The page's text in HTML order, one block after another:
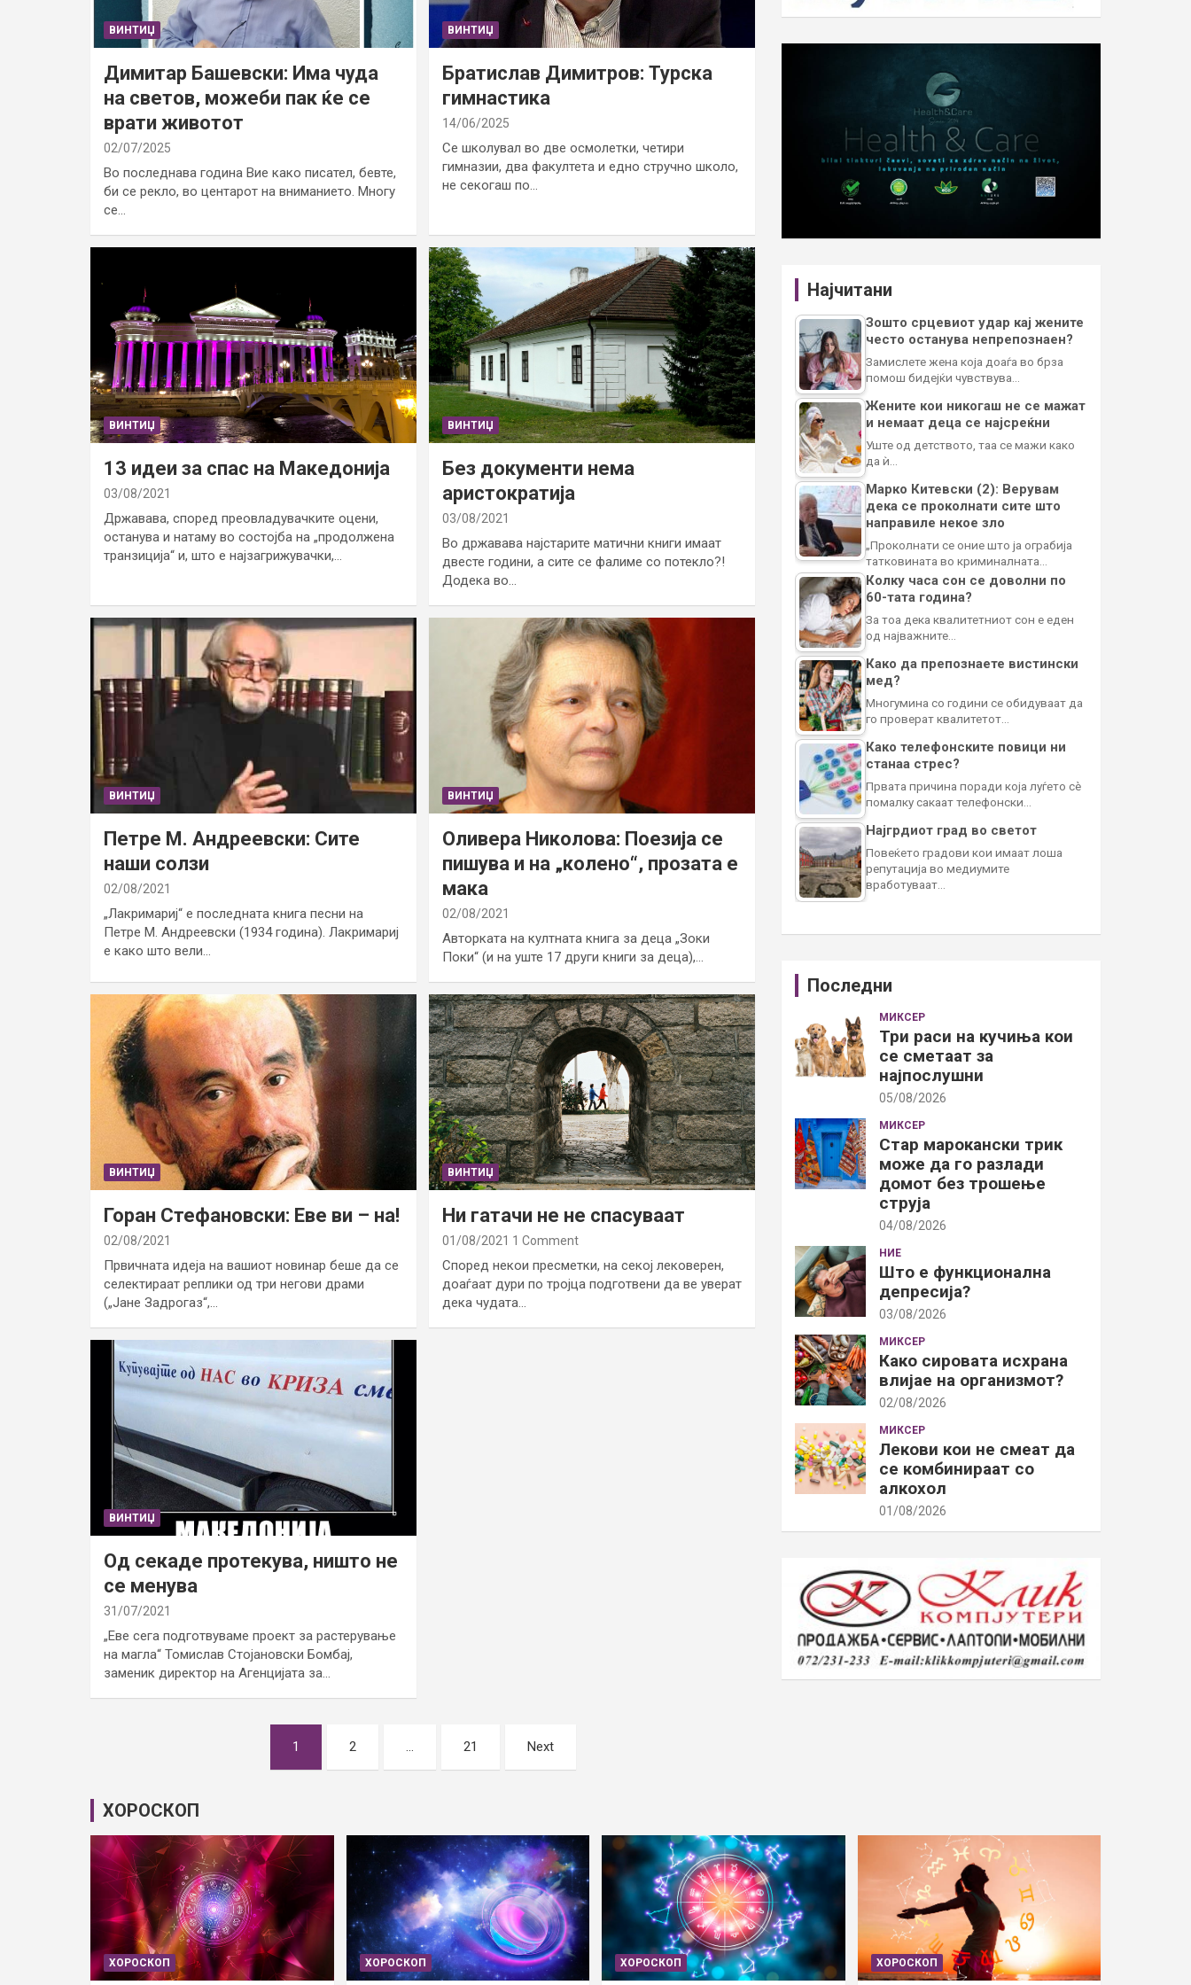
ВИНТИЏ
Димитар Башевски: Има чуда
на светов, можеби пак ќе се
врати животот
02/07/2025
Во последнава година Вие како писател, бевте,
би се рекло, во центарот на вниманието. Многу
се…
ВИНТИЏ
Братислав Димитров: Турска
гимнастика
14/06/2025
Се школувал во две осмолетки, четири
гимназии, два факултета и едно стручно школо,
не секогаш по…
ВИНТИЏ
13 идеи за спас на Македонија
03/08/2021
Државава, според преовладувачките оцени,
останува и натаму во состојба на „продолжена
транзиција“ и, што е најзагрижувачки,…
ВИНТИЏ
Без документи нема
аристократија
03/08/2021
Во државава најстарите матични книги имаат
двесте години, а сите се фалиме со потекло?!
Додека во…
ВИНТИЏ
Петре М. Андреевски: Сите
наши солзи
02/08/2021
„Лакримариј“ е последната книга песни на
Петре М. Андреевски (1934 година). Лакримариј
е како што вели…
ВИНТИЏ
Оливера Николова: Поезија се
пишува и на „колено“, прозата е
мака
02/08/2021
Авторката на култната книга за деца „Зоки
Поки“ (и на уште 17 други книги за деца),…
ВИНТИЏ
Горан Стефановски: Еве ви – на!
02/08/2021
Првичната идеја на вашиот новинар беше да се
селектираат реплики од три негови драми
(„Јане Задрогаз“,…
ВИНТИЏ
Ни гатачи не не спасуваат
01/08/2021 1 Comment
Според некои пресметки, на секој лековерен,
доаѓаат дури по тројца подготвени да ве уверат
дека чудата…
ВИНТИЏ
Од секаде протекува, ништо не
се менува
31/07/2021
„Еве сега подготвуваме проект за растерување
на магла“ Томислав Стојановски Бомбај,
заменик директор на Агенцијата за…
1 2 … 21 Next
Најчитани
Зошто срцевиот удар кај жените
често останува непрепознаен?
Замислете жена која доаѓа во брза
помош бидејќи чувствува…
Жените кои никогаш не се мажат
и немаат деца се најсреќни
Уште од детството, таа се мажи како
да ѝ…
Марко Китевски (2): Верувам
дека се проколнати сите што
направиле некое зло
„Проколнати се оние што ја ограбија
татковината во криминалната…
Колку часа сон се доволни по
60-тата година?
За тоа дека квалитетниот сон е еден
од најважните…
Како да препознаете вистински
мед?
Многумина со години се обидуваат да
го проверат квалитетот…
Како телефонските повици ни
станаа стрес?
Првата причина поради која луѓето сè
помалку сакаат телефонски…
Најгрдиот град во светот
Повеќето градови кои имаат лоша
репутација во медиумите
вработуваат…
Последни
МИКСЕР
Три раси на кучиња кои
се сметаат за
најпослушни
05/08/2026
МИКСЕР
Стар марокански трик
може да го разлади
домот без трошење
струја
04/08/2026
НИЕ
Што е функционална
депресија?
03/08/2026
МИКСЕР
Како сировата исхрана
влијае на организмот?
02/08/2026
МИКСЕР
Лекови кои не смеат да
се комбинираат со
алкохол
01/08/2026
ХОРОСКОП
ХОРОСКОП ХОРОСКОП ХОРОСКОП ХОРОСКОП